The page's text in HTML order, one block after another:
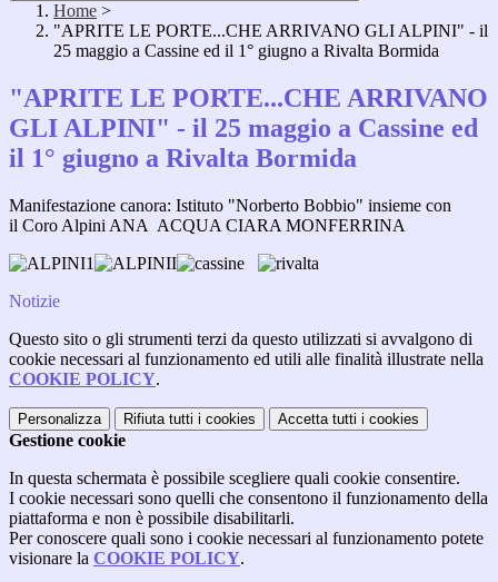
Home >
"APRITE LE PORTE...CHE ARRIVANO GLI ALPINI" - il
25 maggio a Cassine ed il 1° giugno a Rivalta Bormida
"APRITE LE PORTE...CHE ARRIVANO
GLI ALPINI" - il 25 maggio a Cassine ed
il 1° giugno a Rivalta Bormida
Manifestazione canora: Istituto "Norberto Bobbio" insieme con
il Coro Alpini ANA ACQUA CIARA MONFERRINA
Notizie
Questo sito o gli strumenti terzi da questo utilizzati si avvalgono di
cookie necessari al funzionamento ed utili alle finalità illustrate nella
COOKIE POLICY.
Personalizza Rifiuta tutti i cookies Accetta tutti i cookies
Gestione cookie
In questa schermata è possibile scegliere quali cookie consentire.
I cookie necessari sono quelli che consentono il funzionamento della
piattaforma e non è possibile disabilitarli.
Per conoscere quali sono i cookie necessari al funzionamento potete
visionare la COOKIE POLICY.